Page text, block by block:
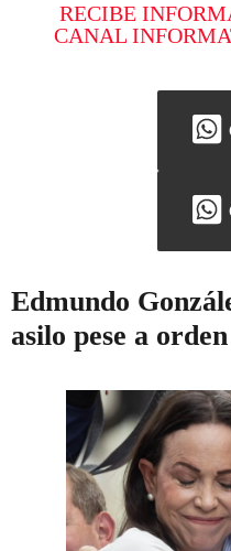
RECIBE
CANAL
Edmundo
asilo pese a